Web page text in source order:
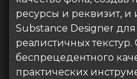
ресурсы и реквизит, и
Substance Designer
реалистичных
беспрецедентного
практических